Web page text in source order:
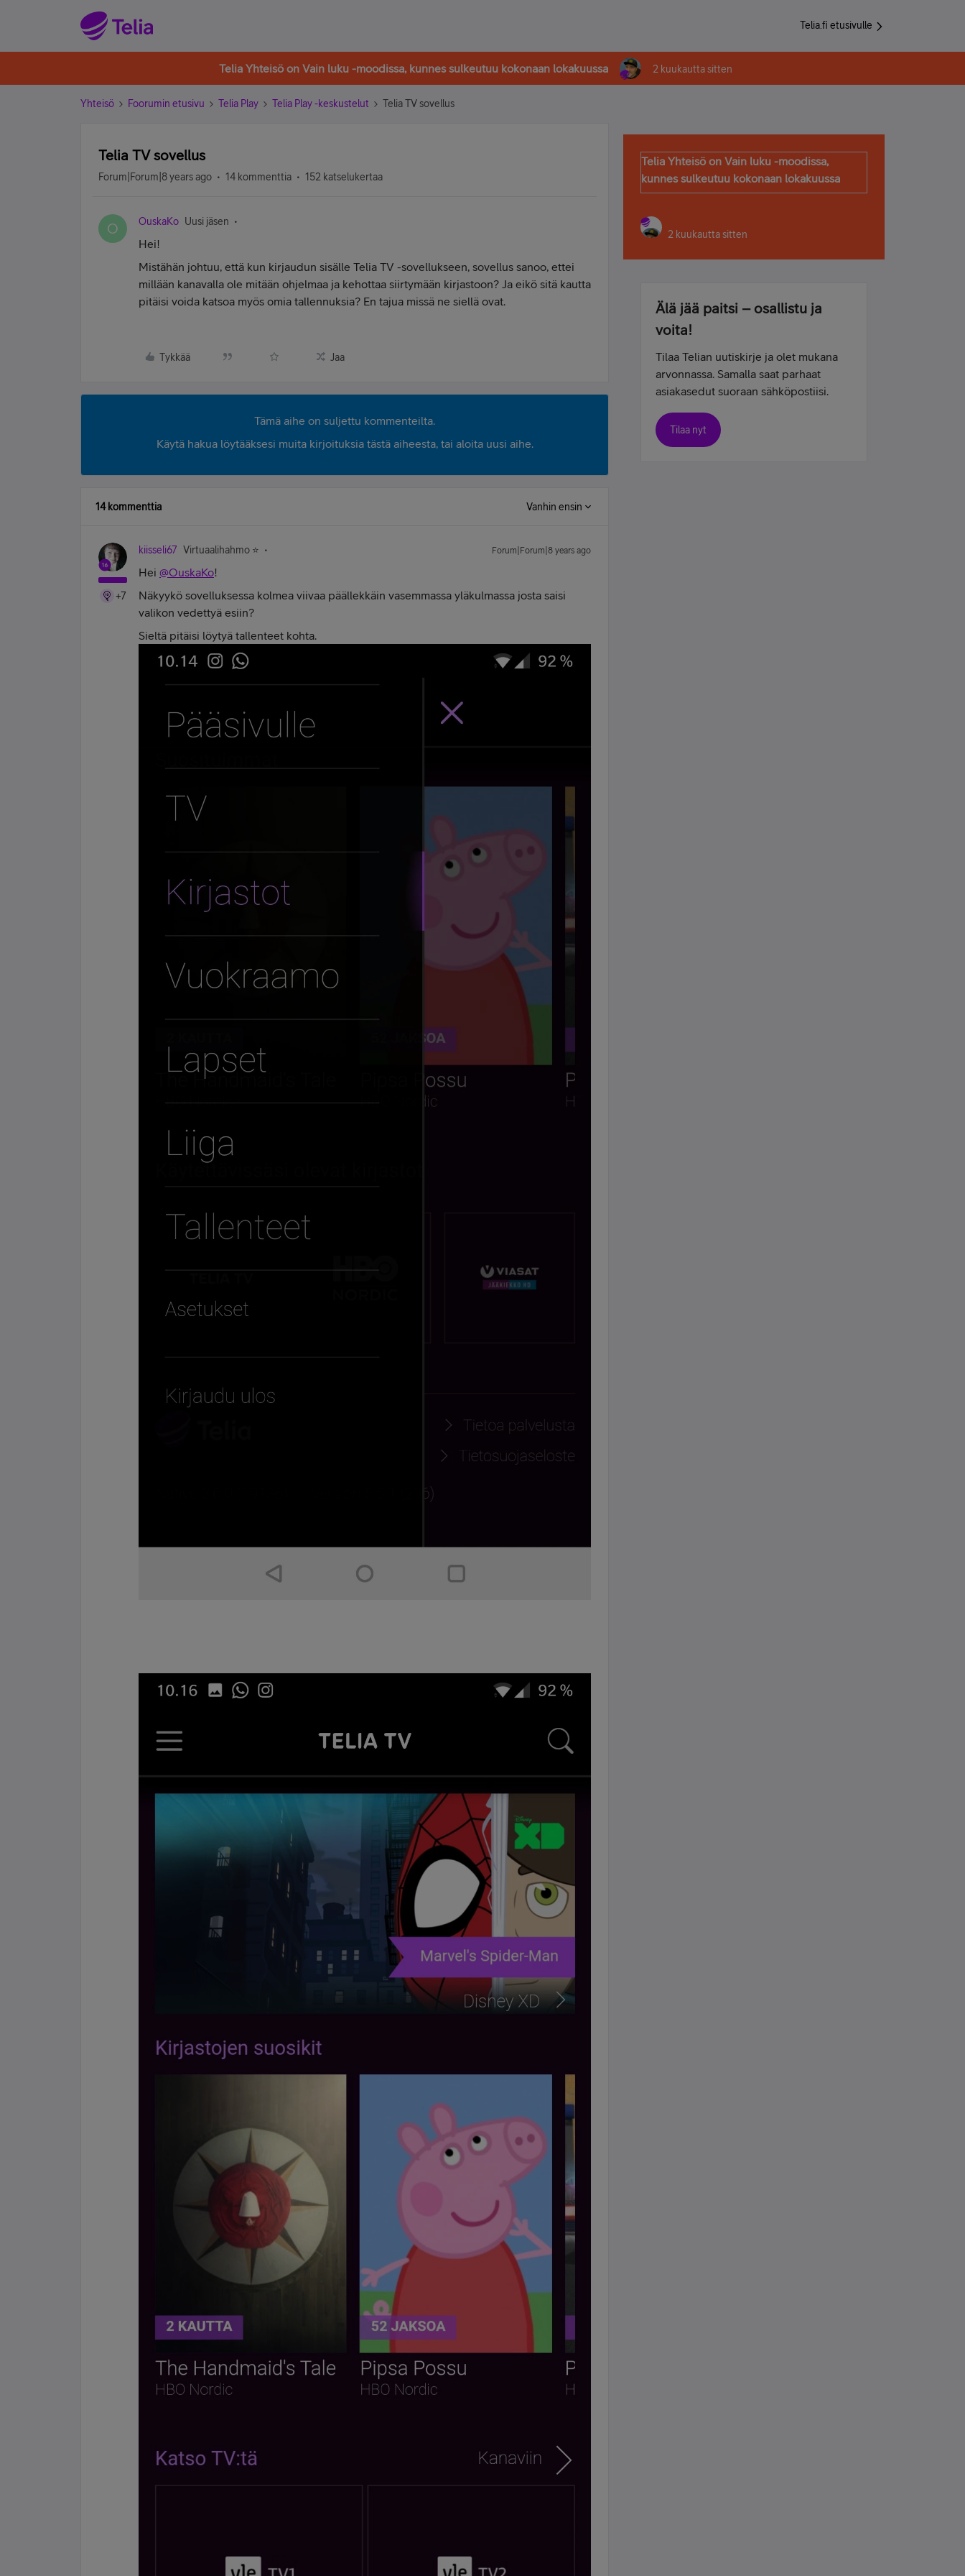
Telia.fi etusivulle
Telia Yhteisö on Vain luku -moodissa, kunnes sulkeutuu kokonaan lokakuussa 2 kuukautta sitten
Yhteisö Foorumin etusivu Telia Play Telia Play -keskustelut Telia TV sovellus
Telia TV sovellus
Forum|Forum|8 years ago 14 kommenttia 152 katselukertaa
O OuskaKo Uusi jäsen
Hei!
Mistähän johtuu, että kun kirjaudun sisälle Telia TV -sovellukseen, sovellus sanoo, ettei
millään kanavalla ole mitään ohjelmaa ja kehottaa siirtymään kirjastoon? Ja eikö sitä kautta
pitäisi voida katsoa myös omia tallennuksia? En tajua missä ne siellä ovat.
Tykkää Jaa
Tämä aihe on suljettu kommenteilta.
Käytä hakua löytääksesi muita kirjoituksia tästä aiheesta, tai aloita uusi aihe.
14 kommenttia Vanhin ensin
+7
kiisseli67 Virtuaalihahmo ⭐️ Forum|Forum|8 years ago
Hei @OuskaKo!
Näkyykö sovelluksessa kolmea viivaa päällekkäin vasemmassa yläkulmassa josta saisi
valikon vedettyä esiin?
Sieltä pitäisi löytyä tallenteet kohta.
Telia Yhteisö on Vain luku -moodissa,
kunnes sulkeutuu kokonaan lokakuussa
2 kuukautta sitten
Älä jää paitsi – osallistu ja
voita!
Tilaa Telian uutiskirje ja olet mukana
arvonnassa. Samalla saat parhaat
asiakasedut suoraan sähköpostiisi.
Tilaa nyt